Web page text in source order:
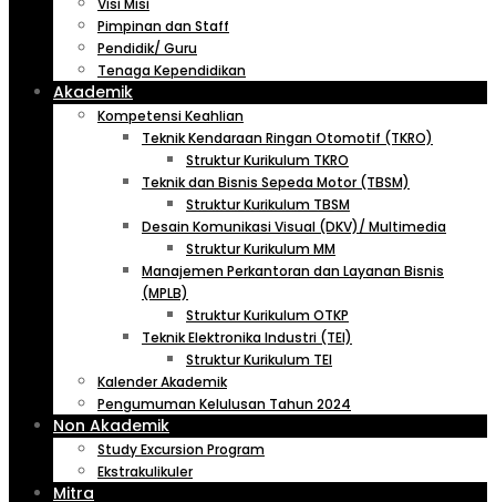
Visi Misi
Pimpinan dan Staff
Pendidik/ Guru
Tenaga Kependidikan
Akademik
Kompetensi Keahlian
Teknik Kendaraan Ringan Otomotif (TKRO)
Struktur Kurikulum TKRO
Teknik dan Bisnis Sepeda Motor (TBSM)
Struktur Kurikulum TBSM
Desain Komunikasi Visual (DKV)/ Multimedia
Struktur Kurikulum MM
Manajemen Perkantoran dan Layanan Bisnis
(MPLB)
Struktur Kurikulum OTKP
Teknik Elektronika Industri (TEI)
Struktur Kurikulum TEI
Kalender Akademik
Pengumuman Kelulusan Tahun 2024
Non Akademik
Study Excursion Program
Ekstrakulikuler
Mitra